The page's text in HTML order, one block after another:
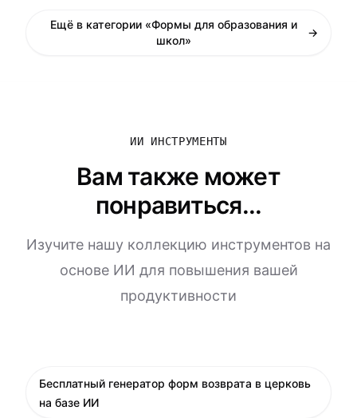
Ещё в категории «Формы для образования и
школ»
→
ИИ ИНСТРУМЕНТЫ
Вам также может
понравиться...
Изучите нашу коллекцию инструментов на
основе ИИ для повышения вашей
продуктивности
Бесплатный генератор форм возврата в церковь
на базе ИИ